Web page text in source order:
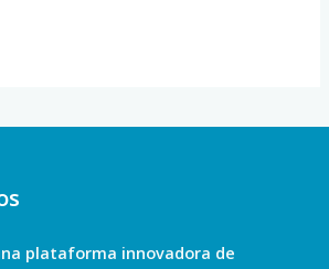
plataforma innovadora de